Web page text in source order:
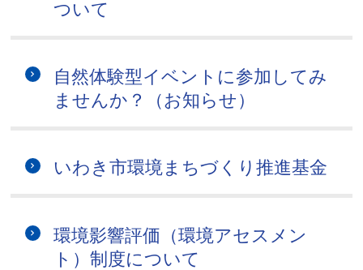
ついて
自然体験型イベントに参加してみ
ませんか？（お知らせ）
いわき市環境まちづくり推進基金
環境影響評価（環境アセスメン
ト）制度について